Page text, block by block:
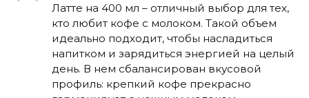
Латте на 400 мл – отличный выбор для тех,
кто любит кофе с молоком. Такой объем
идеально подходит, чтобы насладиться
напитком и зарядиться энергией на целый
день. В нем сбалансирован вкусовой
профиль: крепкий кофе прекрасно